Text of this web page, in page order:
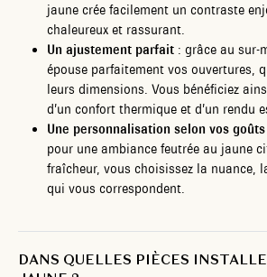
jaune crée facilement un contraste
chaleureux et rassurant.
Un ajustement parfait : grâce au sur-
épouse parfaitement vos ouvertures,
leurs dimensions. Vous bénéficiez
d’un confort thermique et d’un rendu
Une personnalisation selon vos goûts
pour une ambiance feutrée au jaune
fraîcheur, vous choisissez la nuance,
qui vous correspondent.
DANS QUELLES PIÈCES